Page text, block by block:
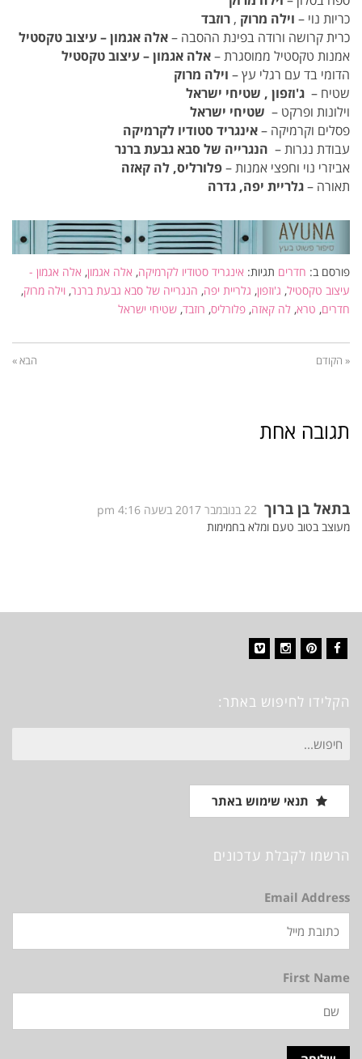
כריות נוי – וילה מרוק , רוזבד
כרית קרושה ורודה בפינת ההסבה –אלה אגמון – עיצוב טקסטיל
אמנות טקסטיל ממוסגרת –אלה אגמון – עיצוב טקסטיל
הדומי בד עם רגלי עץ – וילה מרוק
שטיח – ג'וזפון , שטיחי ישראל
וילונות ופרקט – שטיחי ישראל
פסלים וקרמיקה –אינגריד סטודיו לקרמיקה
עבודת נגרות – הנגרייה של סבא גבעת ברנר
אביזרי נוי וחפצי אמנות –פלורליס, לה קאזה
תאורה –גלריית יפה, גדרה
פורסם ב: חדרים תגיות: אינגריד סטודיו לקרמיקה, אלה אגמון, אלה אגמון -
עיצוב טקסטיל, ג'וזפון, גלריית יפה, הנגרייה של סבא גבעת ברנר, וילה מרוק,
חדרים, טרא, לה קאזה, פלורליס, רוזבד, שטיחי ישראל
« הקודם הבא »
תגובה אחת
בתאל בן ברוך 22 בנובמבר 2017 בשעה 4:16 pm
מעוצב בטוב טעם ומלא בחמימות
הקלידו לחיפוש באתר:
חיפוש
עבור:
תנאי שימוש באתר
הרשמו לקבלת עדכונים
Email Address
First Name